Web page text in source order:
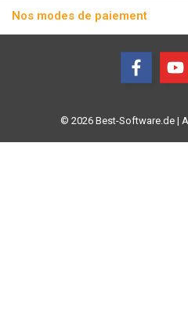
Nos modes de paiement
© 2026 Best-Software.de |